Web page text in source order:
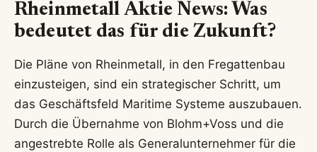
Rheinmetall Aktie News: Was
bedeutet das für die Zukunft?
Die Pläne von Rheinmetall, in den Fregattenbau
einzusteigen, sind ein strategischer Schritt, um
das Geschäftsfeld Maritime Systeme auszubauen.
Durch die Übernahme von Blohm+Voss und die
angestrebte Rolle als Generalunternehmer für die